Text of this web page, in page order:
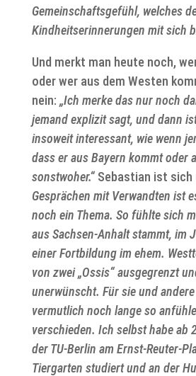
Gemeinschaftsgefühl, welches
Kindheitserinnerungen mit sich
Und merkt man heute noch,
oder wer aus dem Westen
nein: „Ich merke das nur noch
jemand explizit sagt, und dann
insoweit interessant, wie wenn
dass er aus Bayern kommt oder
sonstwoher.“Sebastian ist sich
Gesprächen mit Verwandten ist
noch ein Thema. So fühlte sich
aus Sachsen-Anhalt stammt, im
einer Fortbildung im ehem.
von zwei „Ossis“ ausgegrenzt
unerwünscht. Für sie und
vermutlich noch lange so
verschieden. Ich selbst habe ab
der TU-Berlin am Ernst-Reuter-
Tiergarten studiert und an der